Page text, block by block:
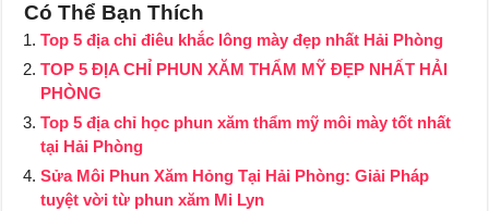
Có Thể Bạn Thích
Top 5 địa chỉ điêu khắc lông mày đẹp nhất Hải Phòng
TOP 5 ĐỊA CHỈ PHUN XĂM THẨM MỸ ĐẸP NHẤT HẢI
PHÒNG
Top 5 địa chỉ học phun xăm thẩm mỹ môi mày tốt nhất
tại Hải Phòng
Sửa Môi Phun Xăm Hỏng Tại Hải Phòng: Giải Pháp
tuyệt vời từ phun xăm Mi Lyn